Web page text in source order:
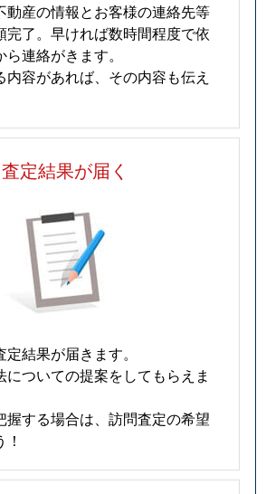
動産の情報とお客様の連絡先等
完了。早ければ数時間程度で依
連絡がきます。
内容があれば、その内容も伝え
査定結果が届く
結果が届きます。
についての提案をしてもらえま
握する場合は、訪問査定の希望